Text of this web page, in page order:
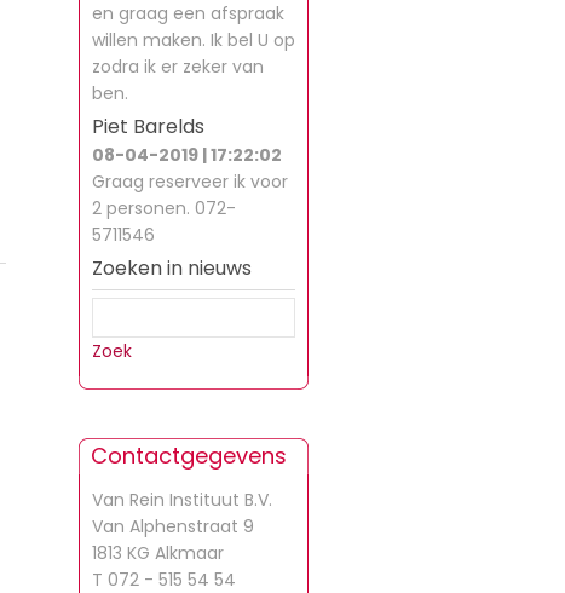
en graag een afspraak
willen maken. Ik bel U op
zodra ik er zeker van
ben.
Piet Barelds
08-04-2019 | 17:22:02
Graag reserveer ik voor
2 personen. 072-
5711546
Zoeken in nieuws
Zoek
Contactgegevens
Van Rein Instituut B.V.
Van Alphenstraat 9
1813 KG Alkmaar
T 072 - 515 54 54